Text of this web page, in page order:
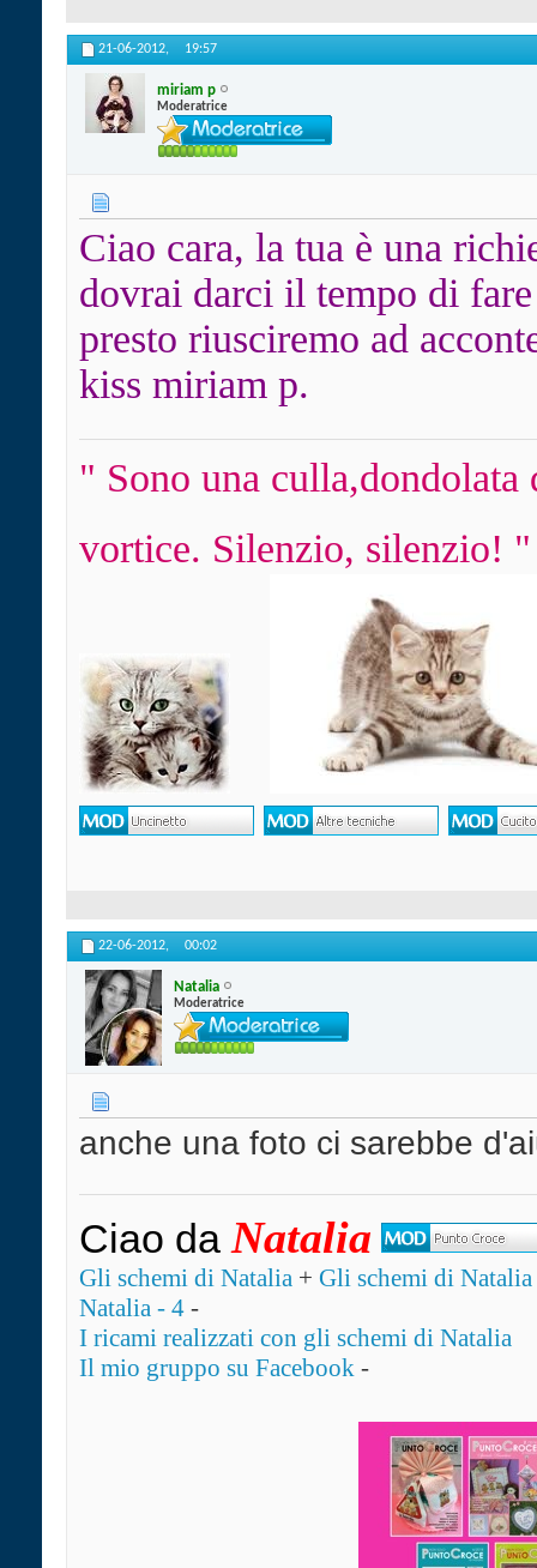
21-06-2012, 19:57
miriam p
Moderatrice
Ciao cara, la tua è una
dovrai darci il tempo di
presto riusciremo ad
kiss miriam p.
" Sono una
vortice. Silenzio, silenzio!
22-06-2012, 00:02
Natalia
Moderatrice
anche una foto ci sarebbe
Ciao da Natalia
Gli schemi di Natalia + Gli schemi di
Natalia - 4 -
I ricami realizzati con gli schemi di Natalia
Il mio gruppo su Facebook -